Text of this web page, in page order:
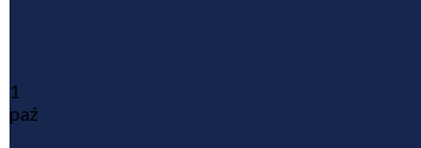
1
paź